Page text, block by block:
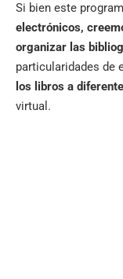
Si bien este
electrónicos,
organizar las
particularidades de
los libros a
virtual.